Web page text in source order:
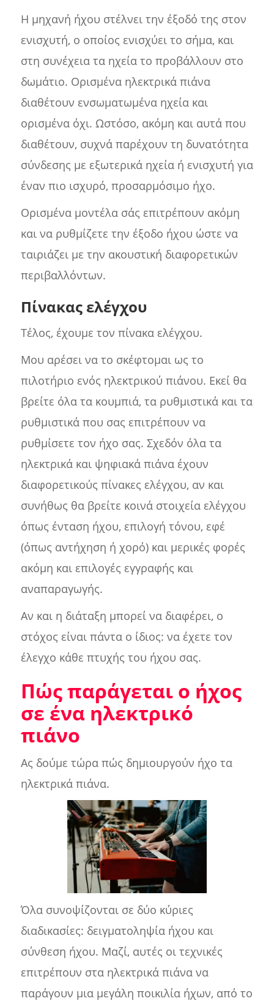
Η μηχανή ήχου στέλνει την έξοδό της στον
ενισχυτή, ο οποίος ενισχύει το σήμα, και
στη συνέχεια τα ηχεία το προβάλλουν στο
δωμάτιο. Ορισμένα ηλεκτρικά πιάνα
διαθέτουν ενσωματωμένα ηχεία και
ορισμένα όχι. Ωστόσο, ακόμη και αυτά που
διαθέτουν, συχνά παρέχουν τη δυνατότητα
σύνδεσης με εξωτερικά ηχεία ή ενισχυτή για
έναν πιο ισχυρό, προσαρμόσιμο ήχο.
Ορισμένα μοντέλα σάς επιτρέπουν ακόμη
και να ρυθμίζετε την έξοδο ήχου ώστε να
ταιριάζει με την ακουστική διαφορετικών
περιβαλλόντων.
Πίνακας ελέγχου
Τέλος, έχουμε τον πίνακα ελέγχου.
Μου αρέσει να το σκέφτομαι ως το
πιλοτήριο ενός ηλεκτρικού πιάνου. Εκεί θα
βρείτε όλα τα κουμπιά, τα ρυθμιστικά και τα
ρυθμιστικά που σας επιτρέπουν να
ρυθμίσετε τον ήχο σας. Σχεδόν όλα τα
ηλεκτρικά και ψηφιακά πιάνα έχουν
διαφορετικούς πίνακες ελέγχου, αν και
συνήθως θα βρείτε κοινά στοιχεία ελέγχου
όπως ένταση ήχου, επιλογή τόνου, εφέ
(όπως αντήχηση ή χορό) και μερικές φορές
ακόμη και επιλογές εγγραφής και
αναπαραγωγής.
Αν και η διάταξη μπορεί να διαφέρει, ο
στόχος είναι πάντα ο ίδιος: να έχετε τον
έλεγχο κάθε πτυχής του ήχου σας.
Πώς παράγεται ο ήχος
σε ένα ηλεκτρικό
πιάνο
Ας δούμε τώρα πώς δημιουργούν ήχο τα
ηλεκτρικά πιάνα.
Όλα συνοψίζονται σε δύο κύριες
διαδικασίες: δειγματοληψία ήχου και
σύνθεση ήχου. Μαζί, αυτές οι τεχνικές
επιτρέπουν στα ηλεκτρικά πιάνα να
παράγουν μια μεγάλη ποικιλία ήχων, από το